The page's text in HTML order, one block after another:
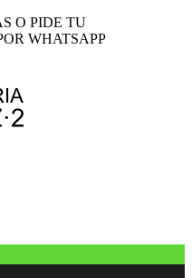
O PIDE TU
WHATSAPP